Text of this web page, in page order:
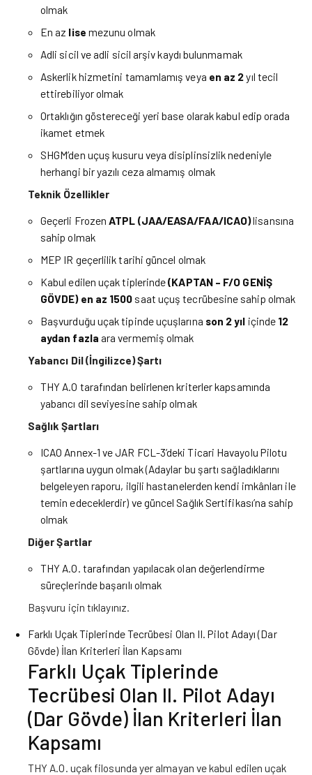
olmak
En az lise mezunu olmak
Adli sicil ve adli sicil arşiv kaydı bulunmamak
Askerlik hizmetini tamamlamış veya en az 2yıl tecil
ettirebiliyor olmak
Ortaklığın göstereceği yeri base olarak kabul edip orada
ikamet etmek
SHGM’den uçuş kusuru veya disiplinsizlik nedeniyle
herhangi bir yazılı ceza almamış olmak
Teknik Özellikler
Geçerli Frozen ATPL (JAA/EASA/FAA/ICAO)lisansına
sahip olmak
MEP IR geçerlilik tarihi güncel olmak
Kabul edilen uçak tiplerinde(KAPTAN – F/O GENİŞ
GÖVDE) en az 1500 saat uçuş tecrübesine sahip olmak
Başvurduğu uçak tipinde uçuşlarına son 2 yıl içinde 12
aydan fazla ara vermemiş olmak
Yabancı Dil (İngilizce) Şartı
THY A.O tarafından belirlenen kriterler kapsamında
yabancı dil seviyesine sahip olmak
Sağlık Şartları
ICAO Annex-1 ve JAR FCL-3’deki Ticari Havayolu Pilotu
şartlarına uygun olmak (Adaylar bu şartı sağladıklarını
belgeleyen raporu, ilgili hastanelerden kendi imkânları ile
temin edeceklerdir) ve güncel Sağlık Sertifikası’na sahip
olmak
Diğer Şartlar
THY A.O. tarafından yapılacak olan değerlendirme
süreçlerinde başarılı olmak
Başvuru içintıklayınız.
Farklı Uçak Tiplerinde Tecrübesi Olan II. Pilot Adayı (Dar
Gövde) İlan Kriterleri İlan Kapsamı
Farklı Uçak Tiplerinde
Tecrübesi Olan II. Pilot Adayı
(Dar Gövde) İlan Kriterleri İlan
Kapsamı
THY A.O. uçak filosunda yer almayan ve kabul edilen uçak